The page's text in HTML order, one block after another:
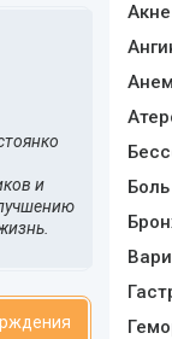
и
Акне